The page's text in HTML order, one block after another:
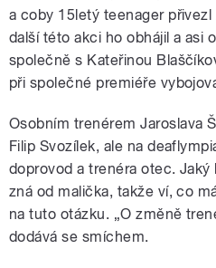
a coby 15letý teenager
další této akci ho obhájil a asi
společně s Kateřinou
při společné premiéře
Osobním trenérem Jaroslava
Filip Svozílek, ale na
doprovod a trenéra otec. Jaký
zná od malička, takže ví, co
na tuto otázku. „O změně
dodává se smíchem.